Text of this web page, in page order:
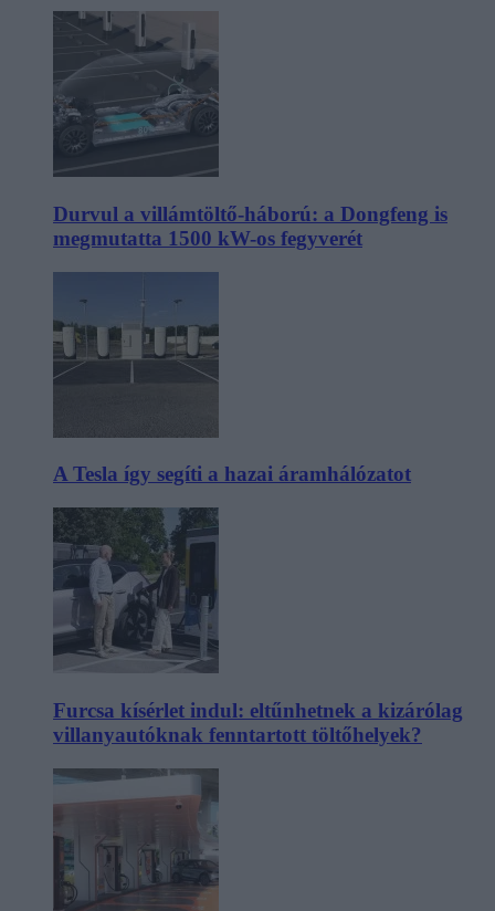
Durvul a villámtöltő-háború: a Dongfeng is
megmutatta 1500 kW-os fegyverét
A Tesla így segíti a hazai áramhálózatot
Furcsa kísérlet indul: eltűnhetnek a kizárólag
villanyautóknak fenntartott töltőhelyek?